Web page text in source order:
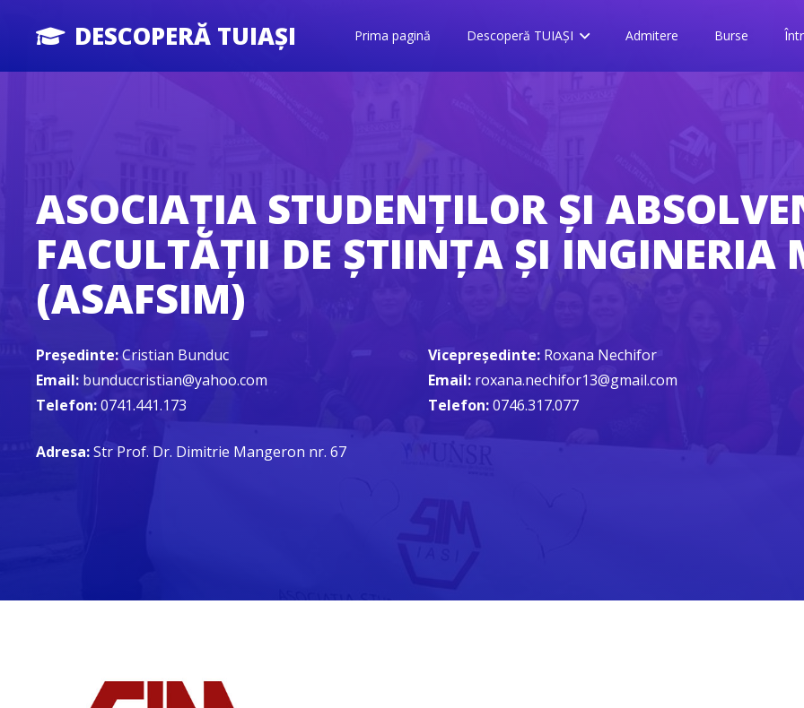
DESCOPERĂ TUIAȘI Prima pagină Descoperă TUIAȘI Admitere Burse
ASOCIAȚIA STUDENȚILOR ȘI
FACULTĂȚII DE ȘTIINȚA ȘI INGINERIA
(ASAFSIM)
Președinte:Cristian Bunduc
Email: bunduccristian@yahoo.com
Telefon:0741.441.173
Adresa:Str Prof. Dr. Dimitrie Mangeron nr. 67
Vicepreședinte: Roxana Nechifor
Email: roxana.nechifor13@gmail.com
Telefon:0746.317.077